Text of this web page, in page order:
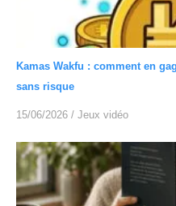
Kamas Wakfu : comment en
sans risque
15/06/2026 / Jeux vidéo